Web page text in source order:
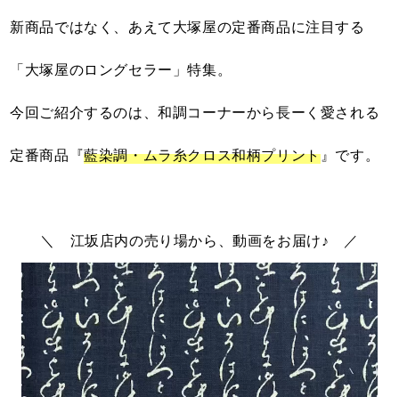
新商品ではなく、あえて大塚屋の定番商品に注目する
「大塚屋のロングセラー」特集。
今回ご紹介するのは、和調コーナーから長ーく愛される
定番商品『藍染調・ムラ糸クロス和柄プリント』です。
＼ 江坂店内の売り場から、動画をお届け♪ ／
動
画
プ